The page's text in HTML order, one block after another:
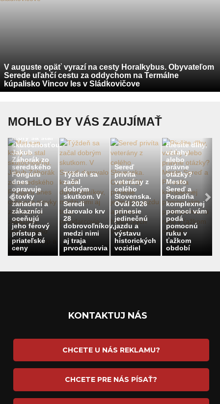
V auguste opäť vyrazí na cesty Horalkybus. Obyvateľom
Serede uľahčí cestu za oddychom na Termálne
kúpalisko Vincov les v Sládkovičove
MOHLO BY VÁS ZAUJÍMAŤ
ktorý sa stal
skutočnosťou.
Jakub
Záhorák zo
seredského
Fonguru
dnes
opravuje
stovky
zariadení a
zákazníci
oceňujú
jeho férový
prístup a
priateľské
ceny
Týždeň sa
začal
dobrým
skutkom. V
Seredi
darovalo krv
28
dobrovoľníkov,
medzi nimi
aj traja
prvodarcovia
Sereď
privíta
veterány z
celého
Slovenska.
Ovál 2026
prinesie
jedinečnú
jazdu a
výstavu
historických
vozidiel
Riešite dlhy,
vzťahy
alebo
právne
otázky?
Mesto
Sereď a
Poradňa
komplexnej
pomoci vám
podá
pomocnú
ruku v
ťažkom
období
KONTAKTUJ NÁS
CHCETE U NÁS REKLAMU?
CHCETE PRE NÁS PÍSAŤ?